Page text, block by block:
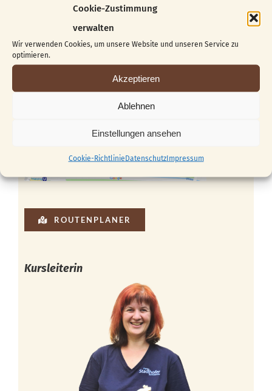
Cookie-Zustimmung
verwalten
Wir verwenden Cookies, um unsere Website und unseren Service zu
optimieren.
Akzeptieren
Ablehnen
Einstellungen ansehen
Cookie-RichtlinieDatenschutzImpressum
ROUTENPLANER
Kursleiterin